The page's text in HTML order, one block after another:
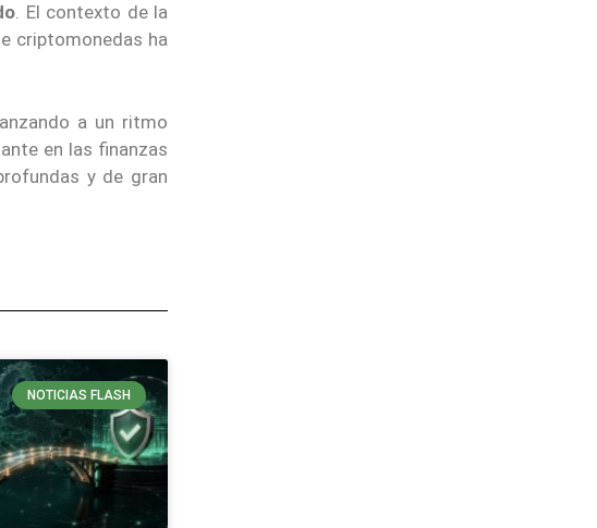
. El contexto de la
criptomonedas ha
a un ritmo
en las finanzas
y de gran
NOTICIAS FLASH